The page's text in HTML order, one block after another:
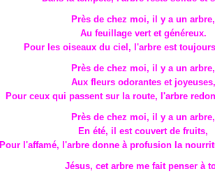
Près de chez moi, il y a un arbre,
Au feuillage vert et généreux.
Pour les oiseaux du ciel, l'arbre est
Près de chez moi, il y a un arbre,
Aux fleurs odorantes et joyeuses,
Pour ceux qui passent sur la route, l'arbre
Près de chez moi, il y a un arbre,
En été, il est couvert de fruits,
Pour l'affamé, l'arbre donne à profusion la
Jésus, cet arbre me fait penser à